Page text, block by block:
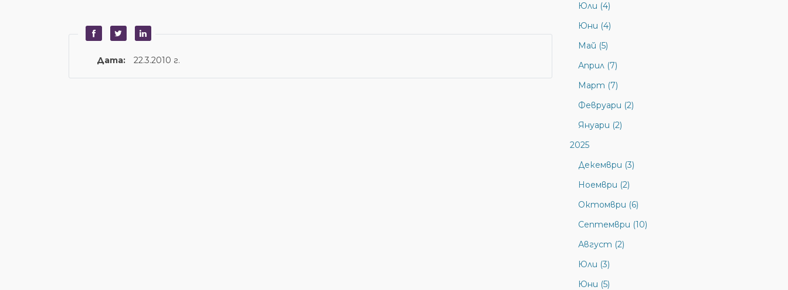
Дата: 22.3.2010 г.
Юли (4)
Юни (4)
Май (5)
Април (7)
Март (7)
Февруари (2)
Януари (2)
2025
Декември (3)
Ноември (2)
Октомври (6)
Септември (10)
Август (2)
Юли (3)
Юни (5)